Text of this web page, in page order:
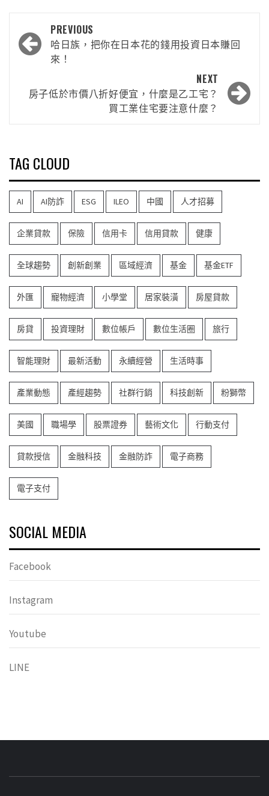
PREVIOUS
哈日族，把你在日本花的錢用投資日本賺回
來！
NEXT
房子低於市價八折好便宜，什麼是乙工宅？
買工業住宅要注意什麼？
TAG CLOUD
AI AI防詐 ESG ILEO 中國 人才招募
企業貸款 保險 信用卡 信用貸款 健康
全球趨勢 創新創業 區域經濟 基金 基金ETF
外匯 寵物經濟 小學堂 居家裝潢 房屋貸款
房貸 投資理財 數位帳戶 數位生活圈 旅行
智能理財 最新活動 永續經營 生活時事
產業動態 產經趨勢 社群行銷 科技創新 粉獅幣
美國 職場學 股票證券 藝術文化 行動支付
貸款授信 金融科技 金融防詐 電子商務
電子支付
SOCIAL MEDIA
Facebook
Instagram
Youtube
LINE